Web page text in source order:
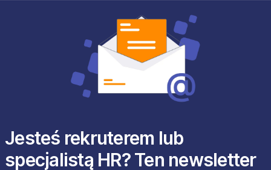
Jesteś rekruterem lub
specjalistą HR? Ten newsletter